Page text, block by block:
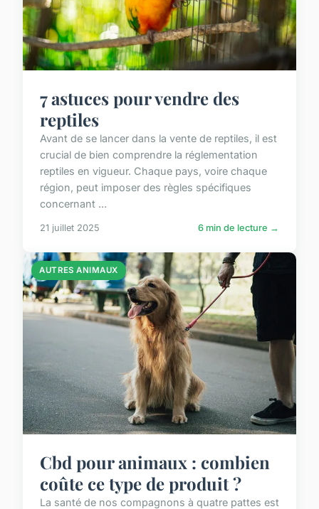
7 astuces pour vendre des
reptiles
Avant de se lancer dans la vente de reptiles, il est
crucial de bien comprendre la réglementation
reptiles en vigueur. Chaque pays, voire chaque
région, peut imposer des règles spécifiques
concernant ...
21 juillet 2025 6 min de lecture →
AUTRES ANIMAUX
Cbd pour animaux : combien
coûte ce type de produit ?
La santé de nos compagnons à quatre pattes est